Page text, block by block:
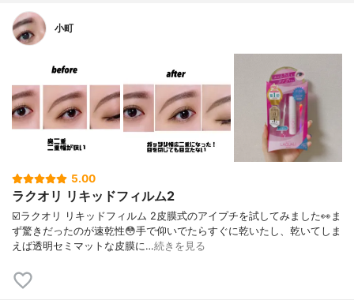
小町
5.00
ラクオリ リキッドフィルム2
☑️ラクオリ リキッドフィルム 2皮膜式のアイプチを試してみました👀ま
ず驚きだったのが速乾性😳手で仰いでたらすぐに乾いたし、乾いてしま
えば透明セミマットな皮膜に…続きを見る